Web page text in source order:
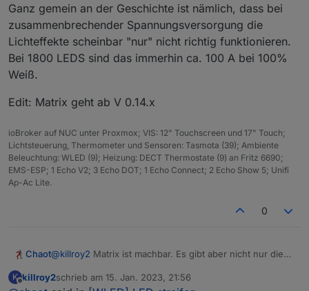
Ganz gemein an der Geschichte ist nämlich, dass bei
zusammenbrechender Spannungsversorgung die
Lichteffekte scheinbar "nur" nicht richtig funktionieren.
Bei 1800 LEDS sind das immerhin ca. 100 A bei 100%
Weiß.
Edit: Matrix geht ab V 0.14.x
ioBroker auf NUC unter Proxmox; VIS: 12" Touchscreen und 17" Touch;
Lichtsteuerung, Thermometer und Sensoren: Tasmota (39); Ambiente
Beleuchtung: WLED (9); Heizung: DECT Thermostate (9) an Fritz 6690;
EMS-ESP; 1 Echo V2; 3 Echo DOT; 1 Echo Connect; 2 Echo Show 5; Unifi
Ap-Ac Lite.
0
Chaot@killroy2 Matrix ist machbar. Es gibt aber nicht nur diese
Größe mit 900 LEDs für knapp 100 € bei Aliexpress.
Wichtig ist aber unbedingt ein ausreichend groß
K
Offline
killroy2schrieb am 15. Jan. 2023, 21:56
zuletzt editiert von